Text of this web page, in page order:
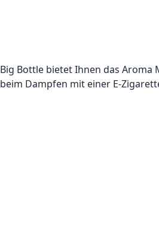
Big Bottle bietet Ihnen das Aroma
beim Dampfen mit einer E-